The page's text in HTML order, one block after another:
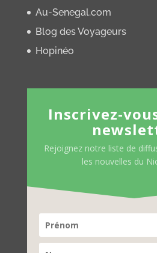
Au-Senegal.com
Blog des Voyageurs
Hopinéo
Inscrivez-
Rejoignez notre liste de
les nouvelles du